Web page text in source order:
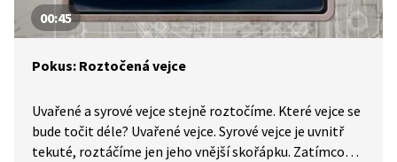
00:45
Pokus: Roztočená vejce
Uvařené a syrové vejce stejně roztočíme. Které vejce se
bude točit déle? Uvařené vejce. Syrové vejce je uvnitř
tekuté, roztáčíme jen jeho vnější skořápku. Zatímco